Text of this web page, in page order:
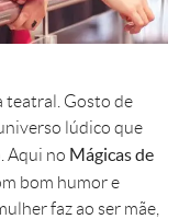
teatral. Gosto de
lúdico que
Aqui no Mágicas de
bom humor e
faz ao ser mãe,